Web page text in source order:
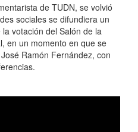
de TUDN, se volvió
sociales se difundiera un
votación del Salón de la
en un momento en que se
Ramón Fernández, con